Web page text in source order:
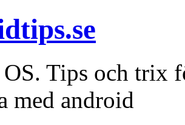
Tips och trix
med android